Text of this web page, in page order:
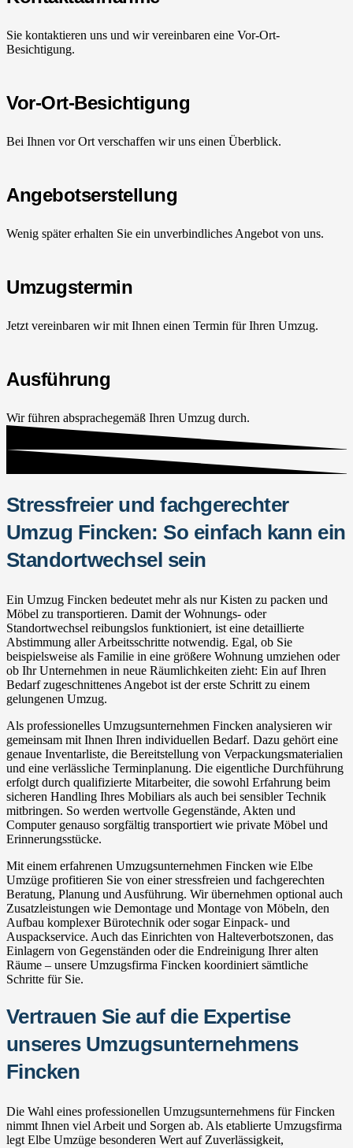
Sie kontaktieren uns und wir vereinbaren eine Vor-Ort-
Besichtigung.
Vor-Ort-Besichtigung
Bei Ihnen vor Ort verschaffen wir uns einen Überblick.
Angebotserstellung
Wenig später erhalten Sie ein unverbindliches Angebot von uns.
Umzugstermin
Jetzt vereinbaren wir mit Ihnen einen Termin für Ihren Umzug.
Ausführung
Wir führen absprachegemäß Ihren Umzug durch.
Stressfreier und fachgerechter
Umzug Fincken: So einfach kann ein
Standortwechsel sein
Ein Umzug Fincken bedeutet mehr als nur Kisten zu packen und
Möbel zu transportieren. Damit der Wohnungs- oder
Standortwechsel reibungslos funktioniert, ist eine detaillierte
Abstimmung aller Arbeitsschritte notwendig. Egal, ob Sie
beispielsweise als Familie in eine größere Wohnung umziehen oder
ob Ihr Unternehmen in neue Räumlichkeiten zieht: Ein auf Ihren
Bedarf zugeschnittenes Angebot ist der erste Schritt zu einem
gelungenen Umzug.
Als professionelles Umzugsunternehmen Fincken analysieren wir
gemeinsam mit Ihnen Ihren individuellen Bedarf. Dazu gehört eine
genaue Inventarliste, die Bereitstellung von Verpackungsmaterialien
und eine verlässliche Terminplanung. Die eigentliche Durchführung
erfolgt durch qualifizierte Mitarbeiter, die sowohl Erfahrung beim
sicheren Handling Ihres Mobiliars als auch bei sensibler Technik
mitbringen. So werden wertvolle Gegenstände, Akten und
Computer genauso sorgfältig transportiert wie private Möbel und
Erinnerungsstücke.
Mit einem erfahrenen Umzugsunternehmen Fincken wie Elbe
Umzüge profitieren Sie von einer stressfreien und fachgerechten
Beratung, Planung und Ausführung. Wir übernehmen optional auch
Zusatzleistungen wie Demontage und Montage von Möbeln, den
Aufbau komplexer Bürotechnik oder sogar Einpack- und
Auspackservice. Auch das Einrichten von Halteverbotszonen, das
Einlagern von Gegenständen oder die Endreinigung Ihrer alten
Räume – unsere Umzugsfirma Fincken koordiniert sämtliche
Schritte für Sie.
Vertrauen Sie auf die Expertise
unseres Umzugsunternehmens
Fincken
Die Wahl eines professionellen Umzugsunternehmens für Fincken
nimmt Ihnen viel Arbeit und Sorgen ab. Als etablierte Umzugsfirma
legt Elbe Umzüge besonderen Wert auf Zuverlässigkeit,